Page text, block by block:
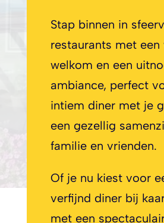
Stap binnen in
restaurants met een
welkom en een
ambiance, perfect
intiem diner met je
een gezellig
familie en vrienden.
Of je nu kiest voor
verfijnd diner bij
met een